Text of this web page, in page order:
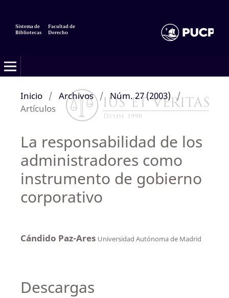
Sistema de
Bibliotecas
Facultad de
Derecho
Inicio / Archivos / Núm. 27 (2003) /
Artículos
La responsabilidad de los
administradores como
instrumento de gobierno
corporativo
Cándido Paz-Ares Universidad Autónoma de Madrid
Descargas